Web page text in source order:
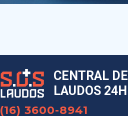
CENTRAL DE
LAUDOS 24H
(16) 3600-8941